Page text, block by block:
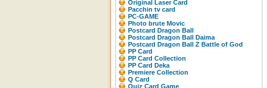
Original Laser Card
Pacchin tv card
PC-GAME
Photo brute Movic
Postcard Dragon Ball
Postcard Dragon Ball Daima
Postcard Dragon Ball Z Battle of God
PP Card
PP Card Collection
PP Card Deka
Premiere Collection
Q Card
Quiz Card Game